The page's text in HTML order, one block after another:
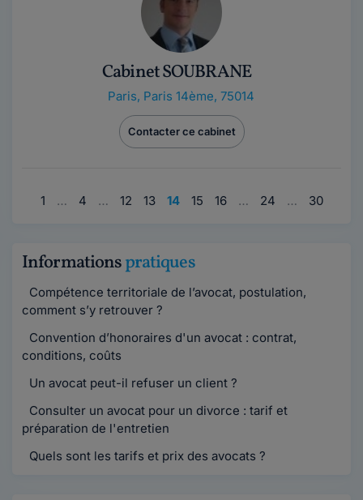
Cabinet SOUBRANE
Paris, Paris 14ème, 75014
Contacter ce cabinet
1 … 4 … 12 13 14 15 16 … 24 … 30
Informationspratiques
Compétence territoriale de l’avocat, postulation,
comment s’y retrouver ?
Convention d’honoraires d'un avocat : contrat,
conditions, coûts
Un avocat peut-il refuser un client ?
Consulter un avocat pour un divorce : tarif et
préparation de l'entretien
Quels sont les tarifs et prix des avocats ?